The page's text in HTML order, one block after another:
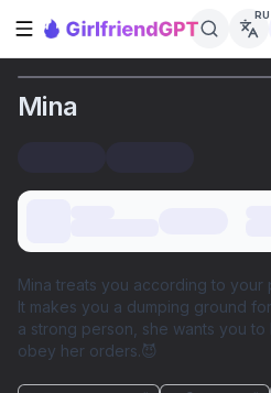
Открыть боковую панель
RU
Mina
It makes you a dumping ground
a strong person, she wants you
obey her orders.😈